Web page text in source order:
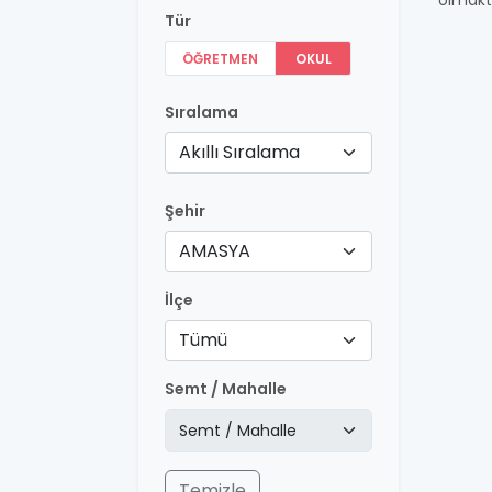
Tür
ÖĞRETMEN OKUL
Sıralama
Akıllı Sıralama
Şehir
AMASYA
İlçe
Tümü
Semt / Mahalle